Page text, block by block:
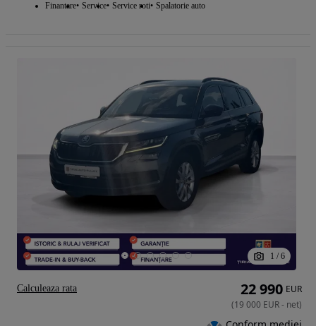
Finantare Service Service roti Spalatorie auto
1 / 6
22 990 EUR
(19 000 EUR- net)
Calculeaza rata